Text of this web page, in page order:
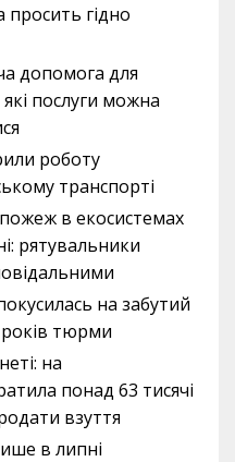
гідно
допомога для
які послуги можна
роботу
транспорті
в екосистемах
рятувальники
на забутий
тюрми
на
понад 63 тисячі
взуття
в липні